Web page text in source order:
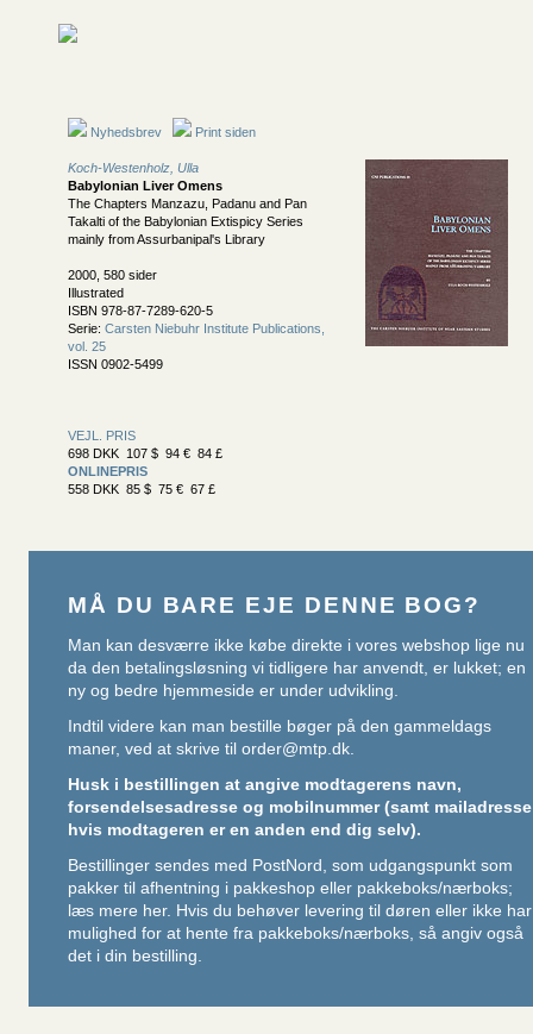
Nyhedsbrev Print siden
Koch-Westenholz, Ulla
Babylonian Liver Omens
The Chapters Manzazu, Padanu and Pan
Takalti of the Babylonian Extispicy Series
mainly from Assurbanipal's Library
2000, 580 sider
Illustrated
ISBN 978-87-7289-620-5
Serie: Carsten Niebuhr Institute Publications,
vol. 25
ISSN 0902-5499
VEJL. PRIS
698 DKK 107 $ 94 € 84 £
ONLINEPRIS
558 DKK 85 $ 75 € 67 £
MÅ DU BARE EJE DENNE BOG?
Man kan desværre ikke købe direkte i vores webshop lige nu
da den betalingsløsning vi tidligere har anvendt, er lukket; en
ny og bedre hjemmeside er under udvikling.
Indtil videre kan man bestille bøger på den gammeldags
maner, ved at skrive til order@mtp.dk.
Husk i bestillingen at angive modtagerens navn,
forsendelsesadresse og mobilnummer (samt mailadresse
hvis modtageren er en anden end dig selv).
Bestillinger sendes med PostNord, som udgangspunkt som
pakker til afhentning i pakkeshop eller pakkeboks/nærboks;
læs mere her. Hvis du behøver levering til døren eller ikke har
mulighed for at hente fra pakkeboks/nærboks, så angiv også
det i din bestilling.